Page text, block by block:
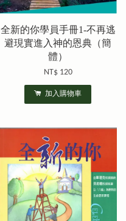
全新的你學員手冊1-不再逃
避現實進入神的恩典（簡
體）
NT$ 120
加入購物車